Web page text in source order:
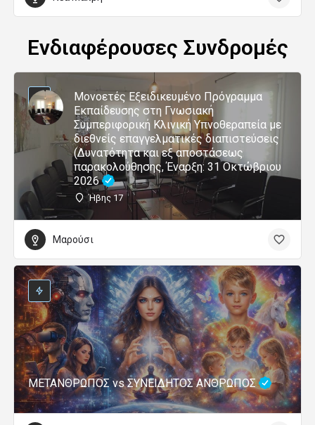
Ενδιαφέρουσες Συνδρομές
Μονοετές Εξειδικευμένο Πρόγραμμα
Εκπαίδευσης στη Γνωσιακή
Συμπεριφορική Κλινική Υπνοθεραπεία με
διεθνείς επαγγελματικές διαπιστεύσεις
(Δυνατότητα και εξ αποστάσεως
παρακολούθησης, Έναρξη: 31 Οκτώβριου
2026
Ήβης 17
Μαρούσι
ΜΕΤΑΝΘΡΩΠΟΣ vs ΣΥΝΕΙΔΗΤΟΣ ΑΝΘΡΩΠΟΣ